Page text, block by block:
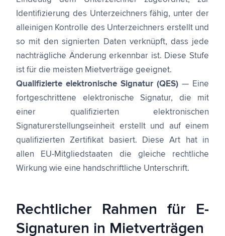
Identifizierung des Unterzeichners fähig, unter der
alleinigen Kontrolle des Unterzeichners erstellt und
so mit den signierten Daten verknüpft, dass jede
nachträgliche Änderung erkennbar ist. Diese Stufe
ist für die meisten Mietverträge geeignet.
Qualifizierte elektronische Signatur (QES) — Eine
fortgeschrittene elektronische Signatur, die mit
einer qualifizierten elektronischen
Signaturerstellungseinheit erstellt und auf einem
qualifizierten Zertifikat basiert. Diese Art hat in
allen EU-Mitgliedstaaten die gleiche rechtliche
Wirkung wie eine handschriftliche Unterschrift.
Rechtlicher Rahmen für E-
Signaturen in Mietverträgen